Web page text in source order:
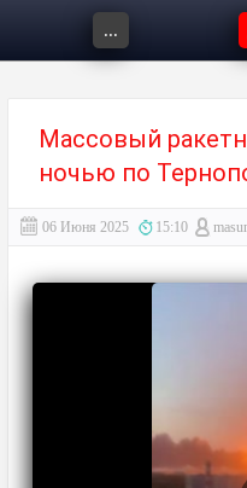
...
Массовый
ночью по
06 Июня 2025 15:10